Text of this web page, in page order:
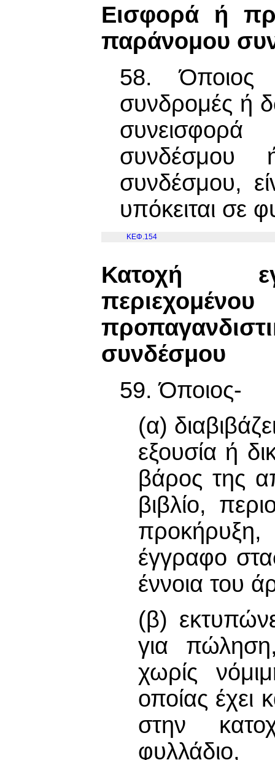
Εισφορά ή
παράνομου
58. Όποιος
συνδρομές ή
συνδέσμου
συνδέσμου,
υπόκειται σε
ΚΕΦ.154
Κατοχή
συνδέσμου
59. Όποιος-
(α)
εξουσία ή
βάρος της
βιβλίο,
προκήρυξη,
έγγραφο
έννοια του
(β)
για
χωρίς
οποίας έχει
στην
φυλλάδιο,